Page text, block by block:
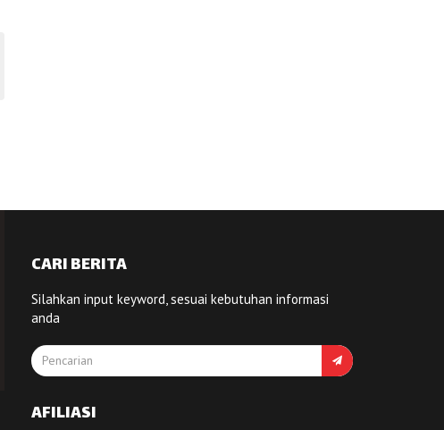
CARI BERITA
Silahkan input keyword, sesuai kebutuhan informasi
anda
AFILIASI